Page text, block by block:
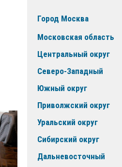
Город Москва
Московская область
Центральный округ
Северо-Западный
Южный округ
Приволжский округ
Уральский округ
Сибирский округ
Дальневосточный